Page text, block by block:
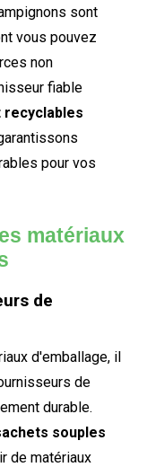
sont
vous pouvez
non
fiable
recyclables
pour vos
matériaux
de
d'emballage, il
de
durable.
souples
de matériaux